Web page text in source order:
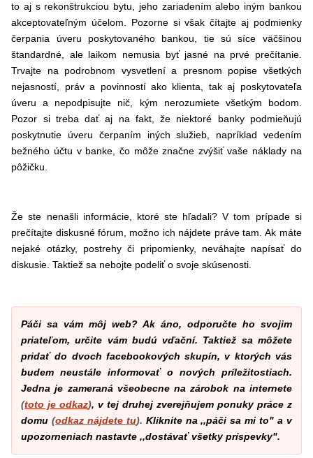
to aj s rekonštrukciou bytu, jeho zariadením alebo iným bankou
akceptovateľným účelom. Pozorne si však čítajte aj podmienky
čerpania úveru poskytovaného bankou, tie sú síce väčšinou
štandardné, ale laikom nemusia byť jasné na prvé prečítanie.
Trvajte na podrobnom vysvetlení a presnom popise všetkých
nejasností, práv a povinností ako klienta, tak aj poskytovateľa
úveru a nepodpisujte nič, kým nerozumiete všetkým bodom.
Pozor si treba dať aj na fakt, že niektoré banky podmieňujú
poskytnutie úveru čerpaním iných služieb, napríklad vedením
bežného účtu v banke, čo môže značne zvýšiť vaše náklady na
pôžičku.
Že ste nenašli informácie, ktoré ste hľadali? V tom prípade si
prečítajte diskusné fórum, možno ich nájdete práve tam. Ak máte
nejaké otázky, postrehy či pripomienky, neváhajte napísať do
diskusie. Taktiež sa nebojte podeliť o svoje skúsenosti.
Páči sa vám môj web? Ak áno, odporučte ho svojim
priateľom, určite vám budú vďační. Taktiež sa môžete
pridať do dvoch facebookových skupín, v ktorých vás
budem neustále informovať o nových príležitostiach.
Jedna je zameraná všeobecne na zárobok na internete
(toto je odkaz), v tej druhej zverejňujem ponuky práce z
domu(odkaz nájdete tu). Kliknite na ,,páči sa mi to" a v
upozorneniach nastavte ,,dostávať všetky príspevky".